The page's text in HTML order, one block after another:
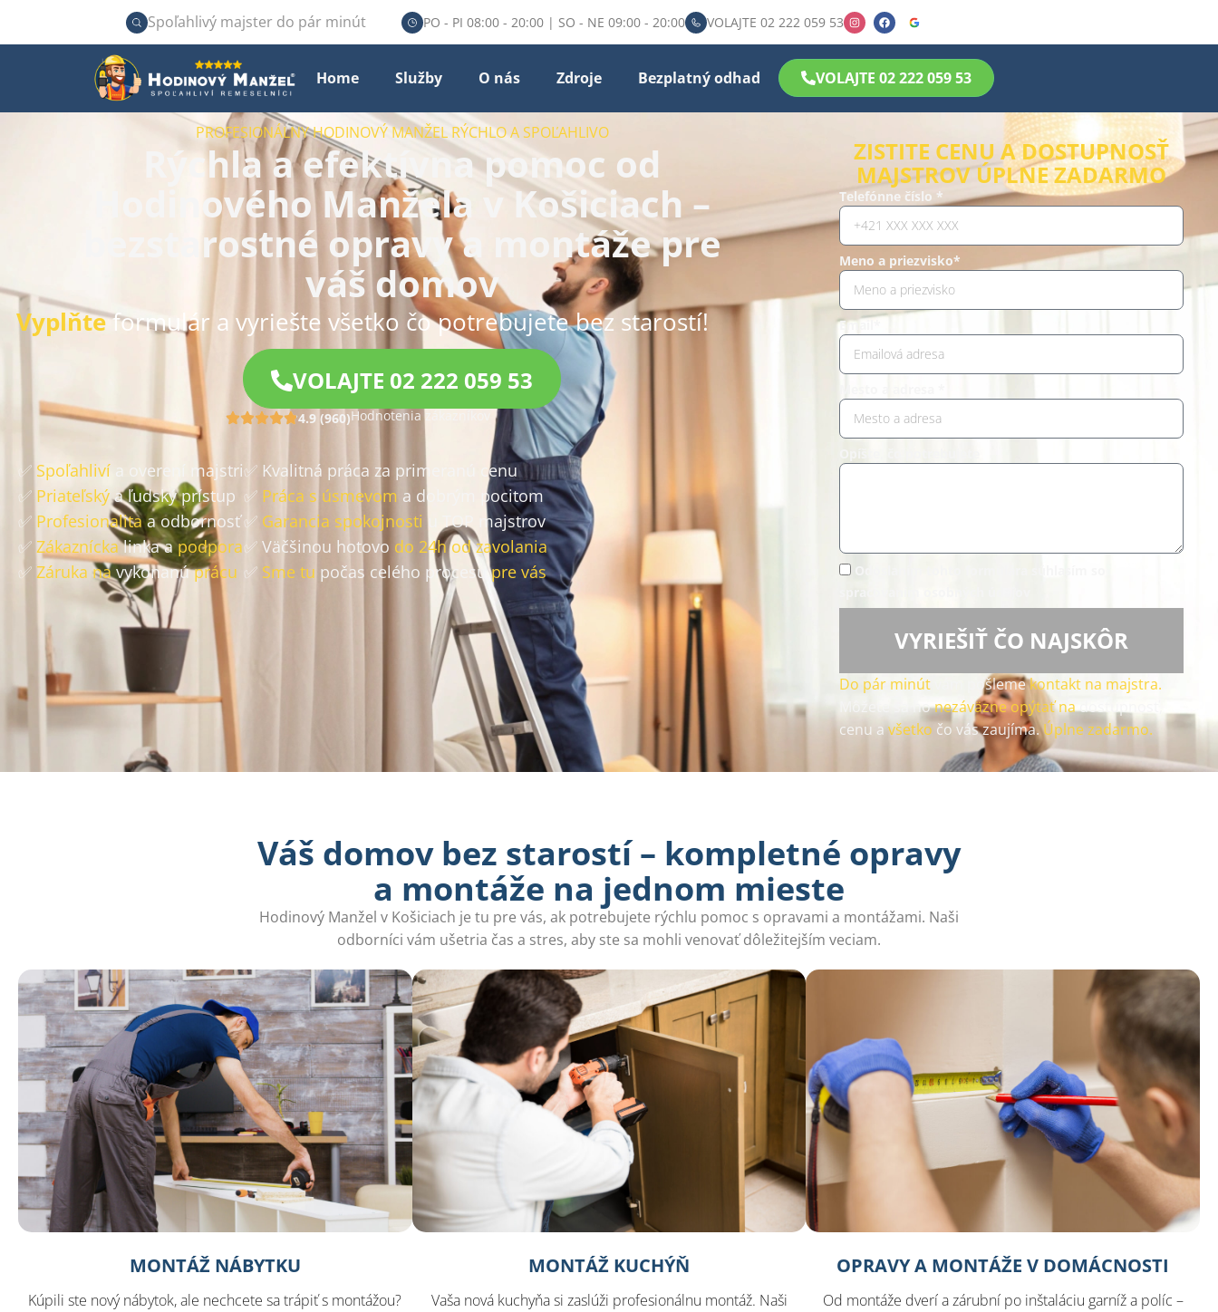
Spoľahlivý majster do pár minút PO - PI 08:00 - 20:00 | SO - NE 09:00 - 20:00 VOLAJTE 02 222 059 53
Home Služby O nás Zdroje Bezplatný odhad VOLAJTE 02 222 059 53
PROFESIONÁLNY HODINOVÝ MANŽEL RÝCHLO A SPOĽAHLIVO​
Rýchla a efektívna pomoc od
Hodinového Manžela v Košiciach –
bezstarostné opravy a montáže pre
váš domov
Vyplňteformulár a vyriešte všetko čo potrebujete bez starostí!
VOLAJTE 02 222 059 53
4.9 (960)Hodnotenia zákazníkov
✅ Spoľahliví a overení majstri
✅ Priateľskýa ľudský prístup
✅ Profesionalitaa odbornosť
✅ Zákazníckalinka apodpora
✅ Záruka navykonanúprácu
✅ Kvalitná práca za primeranú cenu
✅ Práca s úsmevom a dobrým pocitom
✅ Garancia spokojnosti u TOP majstrov
✅ Väčšinou hotovo do 24h od zavolania
✅ Sme tu počas celého procesupre vás
ZISTITE CENU A DOSTUPNOSŤ
MAJSTROV ÚPLNE ZADARMO
Telefónne číslo *
Meno a priezvisko*
Email*
VYRIEŠIŤ ČO NAJSKÔR
Do pár minútvám pošlemekontakt na majstra.
Môžete sa honezáväzne opýtať nadostupnosť,
cenu avšetko čo vás zaujíma.Úplne zadarmo.
Váš domov bez starostí – kompletné opravy
a montáže na jednom mieste​
Hodinový Manžel v Košiciach je tu pre vás, ak potrebujete rýchlu pomoc s opravami a montážami. Naši
odborníci vám ušetria čas a stres, aby ste sa mohli venovať dôležitejším veciam.
MONTÁŽ NÁBYTKU
Kúpili ste nový nábytok, ale nechcete sa trápiť s montážou?
MONTÁŽ KUCHÝŇ
Vaša nová kuchyňa si zaslúži profesionálnu montáž. Naši
OPRAVY A MONTÁŽE V DOMÁCNOSTI
Od montáže dverí a zárubní po inštaláciu garníž a políc –